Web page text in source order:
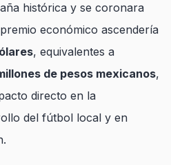
histórica y se coronara
económico ascendería
, equivalentes a
de pesos mexicanos,
directo en la
del fútbol local y en